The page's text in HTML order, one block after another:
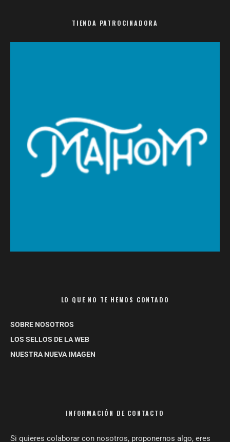
TIENDA PATROCINADORA
LO QUE NO TE HEMOS CONTADO
SOBRE NOSOTROS
LOS SELLOS DE LA WEB
NUESTRA NUEVA IMAGEN
INFORMACIÓN DE CONTACTO
Si quieres colaborar con nosotros, proponernos algo, eres